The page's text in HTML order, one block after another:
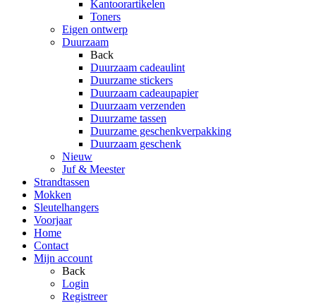
Kantoorartikelen
Toners
Eigen ontwerp
Duurzaam
Back
Duurzaam cadeaulint
Duurzame stickers
Duurzaam cadeaupapier
Duurzaam verzenden
Duurzame tassen
Duurzame geschenkverpakking
Duurzaam geschenk
Nieuw
Juf & Meester
Strandtassen
Mokken
Sleutelhangers
Voorjaar
Home
Contact
Mijn account
Back
Login
Registreer